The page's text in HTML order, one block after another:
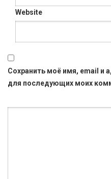
Website
Сохранить моё имя, email и
для последующих моих